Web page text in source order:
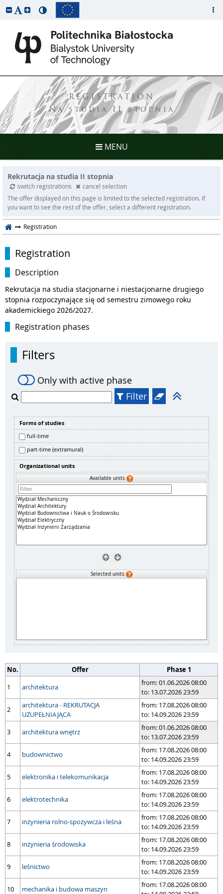
REGISTRATION
Na studia II stopnia
MENU
Rekrutacja na studia II stopnia
switch registrations
cancel selection
The offer displayed on this page is limited to the selected registration. If
you want to see the rest of the offer, select a different registration.
Registration
Registration
Description
Rekrutacja na studia stacjonarne i niestacjonarne drugiego
stopnia rozpoczynające się od semestru zimowego roku
akademickiego 2026/2027.
Registration phases
Filters
Only with active phase
Filter
Forms of studies
full-time
part-time (extramural)
Organizational units
Available units
Selected units
No. Offer
Phase 1
1
architektura
from: 01.06.2026 08:00
to: 13.07.2026 23:59
2
architektura - REKRUTACJA
UZUPEŁNIAJĄCA
from: 17.08.2026 08:00
to: 14.09.2026 23:59
3
architektura wnętrz
from: 01.06.2026 08:00
to: 13.07.2026 23:59
4
budownictwo
from: 17.08.2026 08:00
to: 14.09.2026 23:59
5
elektronika i telekomunikacja
from: 17.08.2026 08:00
to: 14.09.2026 23:59
6
elektrotechnika
from: 17.08.2026 08:00
to: 14.09.2026 23:59
7
inżynieria rolno-spożywcza i leśna
from: 17.08.2026 08:00
to: 14.09.2026 23:59
8
inżynieria środowiska
from: 17.08.2026 08:00
to: 14.09.2026 23:59
9
leśnictwo
from: 17.08.2026 08:00
to: 14.09.2026 23:59
10
mechanika i budowa maszyn
from: 17.08.2026 08:00